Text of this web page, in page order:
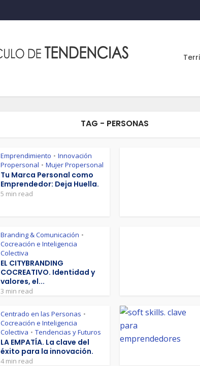
TAG - PERSONAS
Emprendimiento • Innovación
Propersonal • Mujer Propersonal
Tu Marca Personal como
Emprendedor: Deja Huella.
5 min read
Branding & Comunicación •
Cocreación e Inteligencia
Colectiva
EL CITYBRANDING
COCREATIVO. Identidad y
valores, el...
3 min read
Centrado en las Personas •
Cocreación e Inteligencia
Colectiva • Tendencias y Futuros
LA EMPATÍA. La clave del
éxito para la innovación.
4 min read